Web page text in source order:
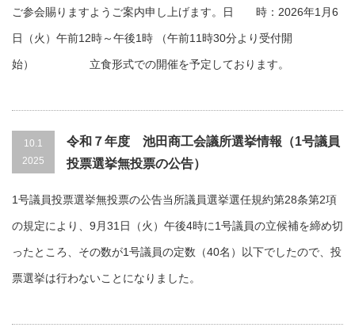
ご参会賜りますようご案内申し上げます。日 時：2026年1月6
日（火）午前12時～午後1時 （午前11時30分より受付開
始） 立食形式での開催を予定しております。
10.1
2025
令和７年度 池田商工会議所選挙情報（1号議員
投票選挙無投票の公告）
1号議員投票選挙無投票の公告当所議員選挙選任規約第28条第2項
の規定により、9月31日（火）午後4時に1号議員の立候補を締め切
ったところ、その数が1号議員の定数（40名）以下でしたので、投
票選挙は行わないことになりました。